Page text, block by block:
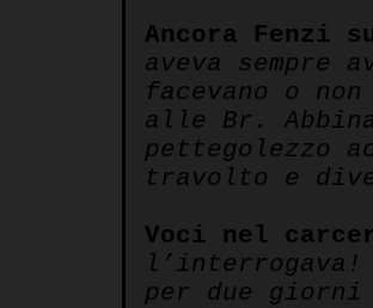
Ancora Fenzi
aveva sempre
facevano o
alle Br.
pettegolezzo
travolto e
Voci nel
per due